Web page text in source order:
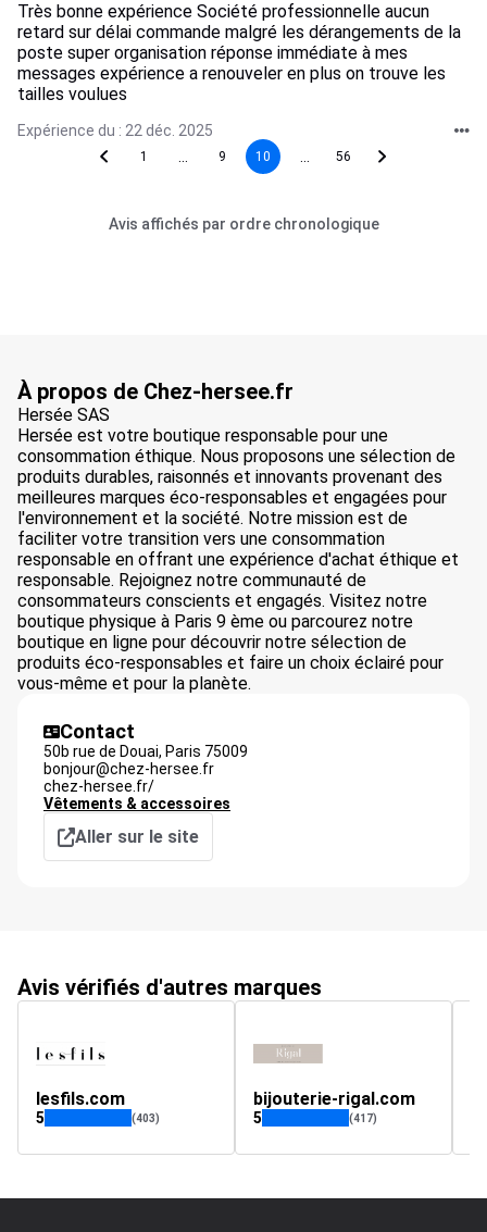
Très bonne expérience Société professionnelle aucun
retard sur délai commande malgré les dérangements de la
poste super organisation réponse immédiate à mes
messages expérience a renouveler en plus on trouve les
tailles voulues
Expérience du : 22 déc. 2025
1 9 10 56
Avis affichés par ordre chronologique
À propos de Chez-hersee.fr
Hersée SAS
Hersée est votre boutique responsable pour une
consommation éthique. Nous proposons une sélection de
produits durables, raisonnés et innovants provenant des
meilleures marques éco-responsables et engagées pour
l'environnement et la société. Notre mission est de
faciliter votre transition vers une consommation
responsable en offrant une expérience d'achat éthique et
responsable. Rejoignez notre communauté de
consommateurs conscients et engagés. Visitez notre
boutique physique à Paris 9 ème ou parcourez notre
boutique en ligne pour découvrir notre sélection de
produits éco-responsables et faire un choix éclairé pour
vous-même et pour la planète.
Contact
50b rue de Douai, Paris 75009
bonjour@chez-hersee.fr
chez-hersee.fr/
Vêtements & accessoires
Aller sur le site
Avis vérifiés d'autres marques
lesfils.com
5 (403)
bijouterie-rigal.com
5 (417)